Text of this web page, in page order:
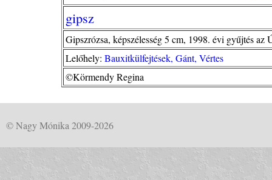
gipsz
Gipszrózsa, képszélesség 5 cm, 1998. évi gyűjtés az
Lelőhely: Bauxitkülfejtések, Gánt, Vértes
©Körmendy Regina
© Nagy Mónika 2009-2026